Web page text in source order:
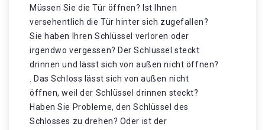
Müssen Sie die Tür öffnen? Ist Ihnen
versehentlich die Tür hinter sich zugefallen?
Sie haben Ihren Schlüssel verloren oder
irgendwo vergessen? Der Schlüssel steckt
drinnen und lässt sich von außen nicht öffnen?
. Das Schloss lässt sich von außen nicht
öffnen, weil der Schlüssel drinnen steckt?
Haben Sie Probleme, den Schlüssel des
Schlosses zu drehen? Oder ist der